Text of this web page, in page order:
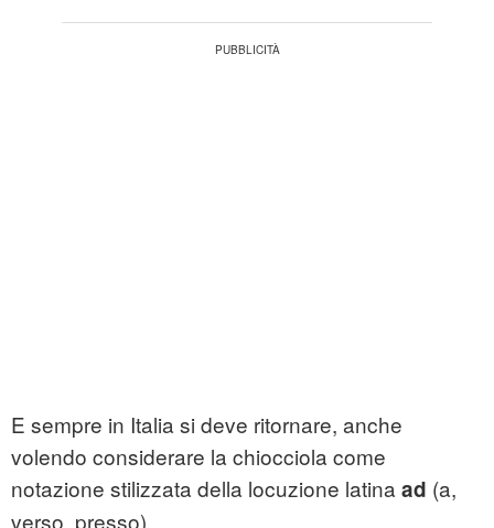
E sempre in Italia si deve ritornare, anche
volendo considerare la chiocciola come
notazione stilizzata della locuzione latina ad (a,
verso, presso).